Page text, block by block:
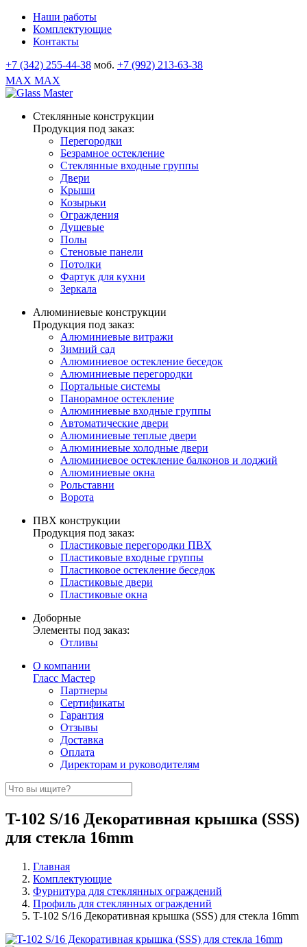
Наши работы
Комплектующие
Контакты
+7 (342) 255-44-38 моб. +7 (992) 213-63-38
MAX MAX
Стеклянные конструкции
Продукция под заказ:
Перегородки
Безрамное остекление
Стеклянные входные группы
Двери
Крыши
Козырьки
Ограждения
Душевые
Полы
Стеновые панели
Потолки
Фартук для кухни
Зеркала
Алюминиевые конструкции
Продукция под заказ:
Алюминиевые витражи
Зимний сад
Алюминиевое остекление беседок
Алюминиевые перегородки
Портальные системы
Панорамное остекление
Алюминиевые входные группы
Автоматические двери
Алюминиевые теплые двери
Алюминиевые холодные двери
Алюминиевое остекление балконов и лоджий
Алюминиевые окна
Рольставни
Ворота
ПВХ конструкции
Продукция под заказ:
Пластиковые перегородки ПВХ
Пластиковые входные группы
Пластиковое остекление беседок
Пластиковые двери
Пластиковые окна
Доборные
Элементы под заказ:
Отливы
О компании
Гласс Мастер
Партнеры
Сертификаты
Гарантия
Отзывы
Доставка
Оплата
Директорам и руководителям
T-102 S/16 Декоративная крышка (SSS)
для стекла 16mm
Главная
Комплектующие
Фурнитура для стеклянных ограждений
Профиль для стеклянных ограждений
T-102 S/16 Декоративная крышка (SSS) для стекла 16mm